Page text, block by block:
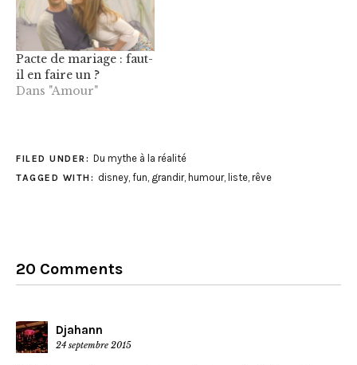
Pacte de mariage : faut-
il en faire un ?
Dans "Amour"
FILED UNDER: Du mythe à la réalité
TAGGED WITH: disney, fun, grandir, humour, liste, rêve
20 Comments
Djahann
24 septembre 2015